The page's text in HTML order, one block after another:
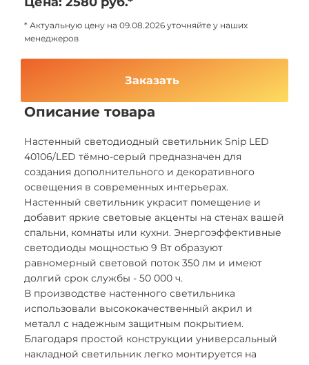
* Актуальную цену на 09.08.2026 уточняйте у наших
менеджеров
Заказать
Описание товара
Настенный светодиодный светильник Snip LED
40106/LED тёмно-серый предназначен для
создания дополнительного и декоративного
освещения в современных интерьерах.
Настенный светильник украсит помещение и
добавит яркие световые акценты на стенах вашей
спальни, комнаты или кухни. Энергоэффективные
светодиоды мощностью 9 Вт образуют
равномерный световой поток 350 лм и имеют
долгий срок службы - 50 000 ч.
В производстве настенного светильника
использовали высококачественный акрил и
металл с надежным защитным покрытием.
Благодаря простой конструкции универсальный
накладной светильник легко монтируется на